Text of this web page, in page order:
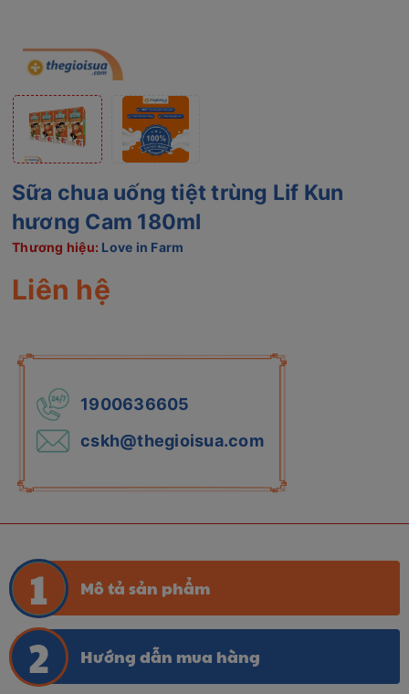
Sữa chua uống tiệt trùng Lif Kun
hương Cam 180ml
Thương hiệu: Love in Farm
Liên hệ
1900636605
cskh@thegioisua.com
Mô tả sản phẩm
Hướng dẫn mua hàng